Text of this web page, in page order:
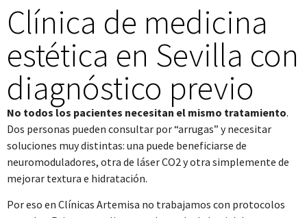
Clínica de medicina
estética en Sevilla con
diagnóstico previo
No todos los pacientes necesitan el mismo tratamiento.
Dos personas pueden consultar por “arrugas” y necesitar
soluciones muy distintas: una puede beneficiarse de
neuromoduladores, otra de láser CO2 y otra simplemente de
mejorar textura e hidratación.
Por eso en Clínicas Artemisa no trabajamos con protocolos